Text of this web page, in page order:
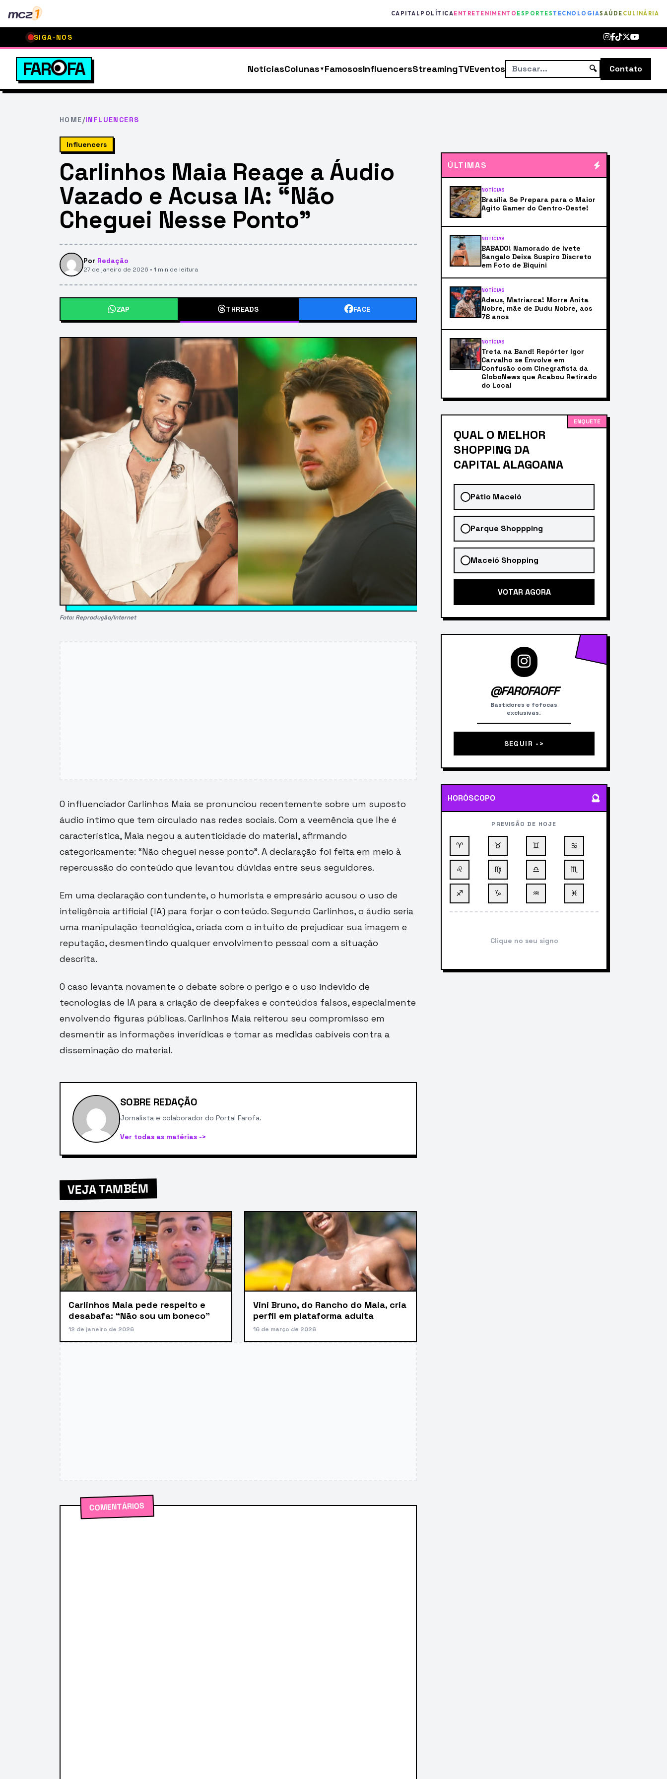
mcz1 CAPITAL POLÍTICA ENTRETENIMENTO ESPORTESTECNOLOGIASAÚDE CULINÁRIA
SIGA-NOS
FAR FA NotíciasColunas FamososInfluencersStreamingTVEventos 🔍 Contato
HOME/INFLUENCERS
Influencers
Carlinhos Maia Reage a Áudio
Vazado e Acusa IA: “Não
Cheguei Nesse Ponto”
Por Redação
27 de janeiro de 2026 • 1 min de leitura
ZAP THREADS FACE
Foto: Reprodução/Internet
O influenciador Carlinhos Maia se pronunciou recentemente sobre um suposto
áudio íntimo que tem circulado nas redes sociais. Com a veemência que lhe é
característica, Maia negou a autenticidade do material, afirmando
categoricamente: “Não cheguei nesse ponto”. A declaração foi feita em meio à
repercussão do conteúdo que levantou dúvidas entre seus seguidores.
Em uma declaração contundente, o humorista e empresário acusou o uso de
inteligência artificial (IA) para forjar o conteúdo. Segundo Carlinhos, o áudio seria
uma manipulação tecnológica, criada com o intuito de prejudicar sua imagem e
reputação, desmentindo qualquer envolvimento pessoal com a situação
descrita.
O caso levanta novamente o debate sobre o perigo e o uso indevido de
tecnologias de IA para a criação de deepfakes e conteúdos falsos, especialmente
envolvendo figuras públicas. Carlinhos Maia reiterou seu compromisso em
desmentir as informações inverídicas e tomar as medidas cabíveis contra a
disseminação do material.
SOBRE REDAÇÃO
Jornalista e colaborador do Portal Farofa.
Ver todas as matérias ->
VEJA TAMBÉM
Carlinhos Maia pede respeito e
desabafa: “Não sou um boneco”
12 de janeiro de 2026
Vini Bruno, do Rancho do Maia, cria
perfil em plataforma adulta
16 de março de 2026
COMENTÁRIOS
ÚLTIMAS
NOTÍCIAS
Brasília Se Prepara para o Maior
Agito Gamer do Centro-Oeste!
NOTÍCIAS
BABADO! Namorado de Ivete
Sangalo Deixa Suspiro Discreto
em Foto de Biquíni
NOTÍCIAS
Adeus, Matriarca! Morre Anita
Nobre, mãe de Dudu Nobre, aos
78 anos
NOTÍCIAS
Treta na Band! Repórter Igor
Carvalho se Envolve em
Confusão com Cinegrafista da
GloboNews que Acabou Retirado
do Local
ENQUETE
QUAL O MELHOR
SHOPPING DA
CAPITAL ALAGOANA
Pátio Maceió
Parque Shoppping
Maceió Shopping
VOTAR AGORA
@FAROFAOFF
Bastidores e fofocas
exclusivas.
SEGUIR ->
HORÓSCOPO 🔮
PREVISÃO DE HOJE
♈ ♉ ♊ ♋
♌ ♍ ♎ ♏
♐ ♑ ♒ ♓
Clique no seu signo